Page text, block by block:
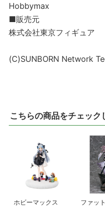
Hobbymax
■販売元
株式会社東京フィギュア
(C)SUNBORN Network
こちらの商品をチェッ
ホビーマックス ファッ